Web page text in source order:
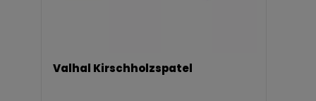
Valhal Kirschholzspatel